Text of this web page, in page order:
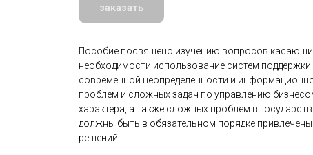
заказать
Пособие посвящено изучению вопросов
необходимости использование систем
современной неопределенности и
проблем и сложных задач по управлению
характера, а также сложных проблем в
должны быть в обязательном порядке
решений.